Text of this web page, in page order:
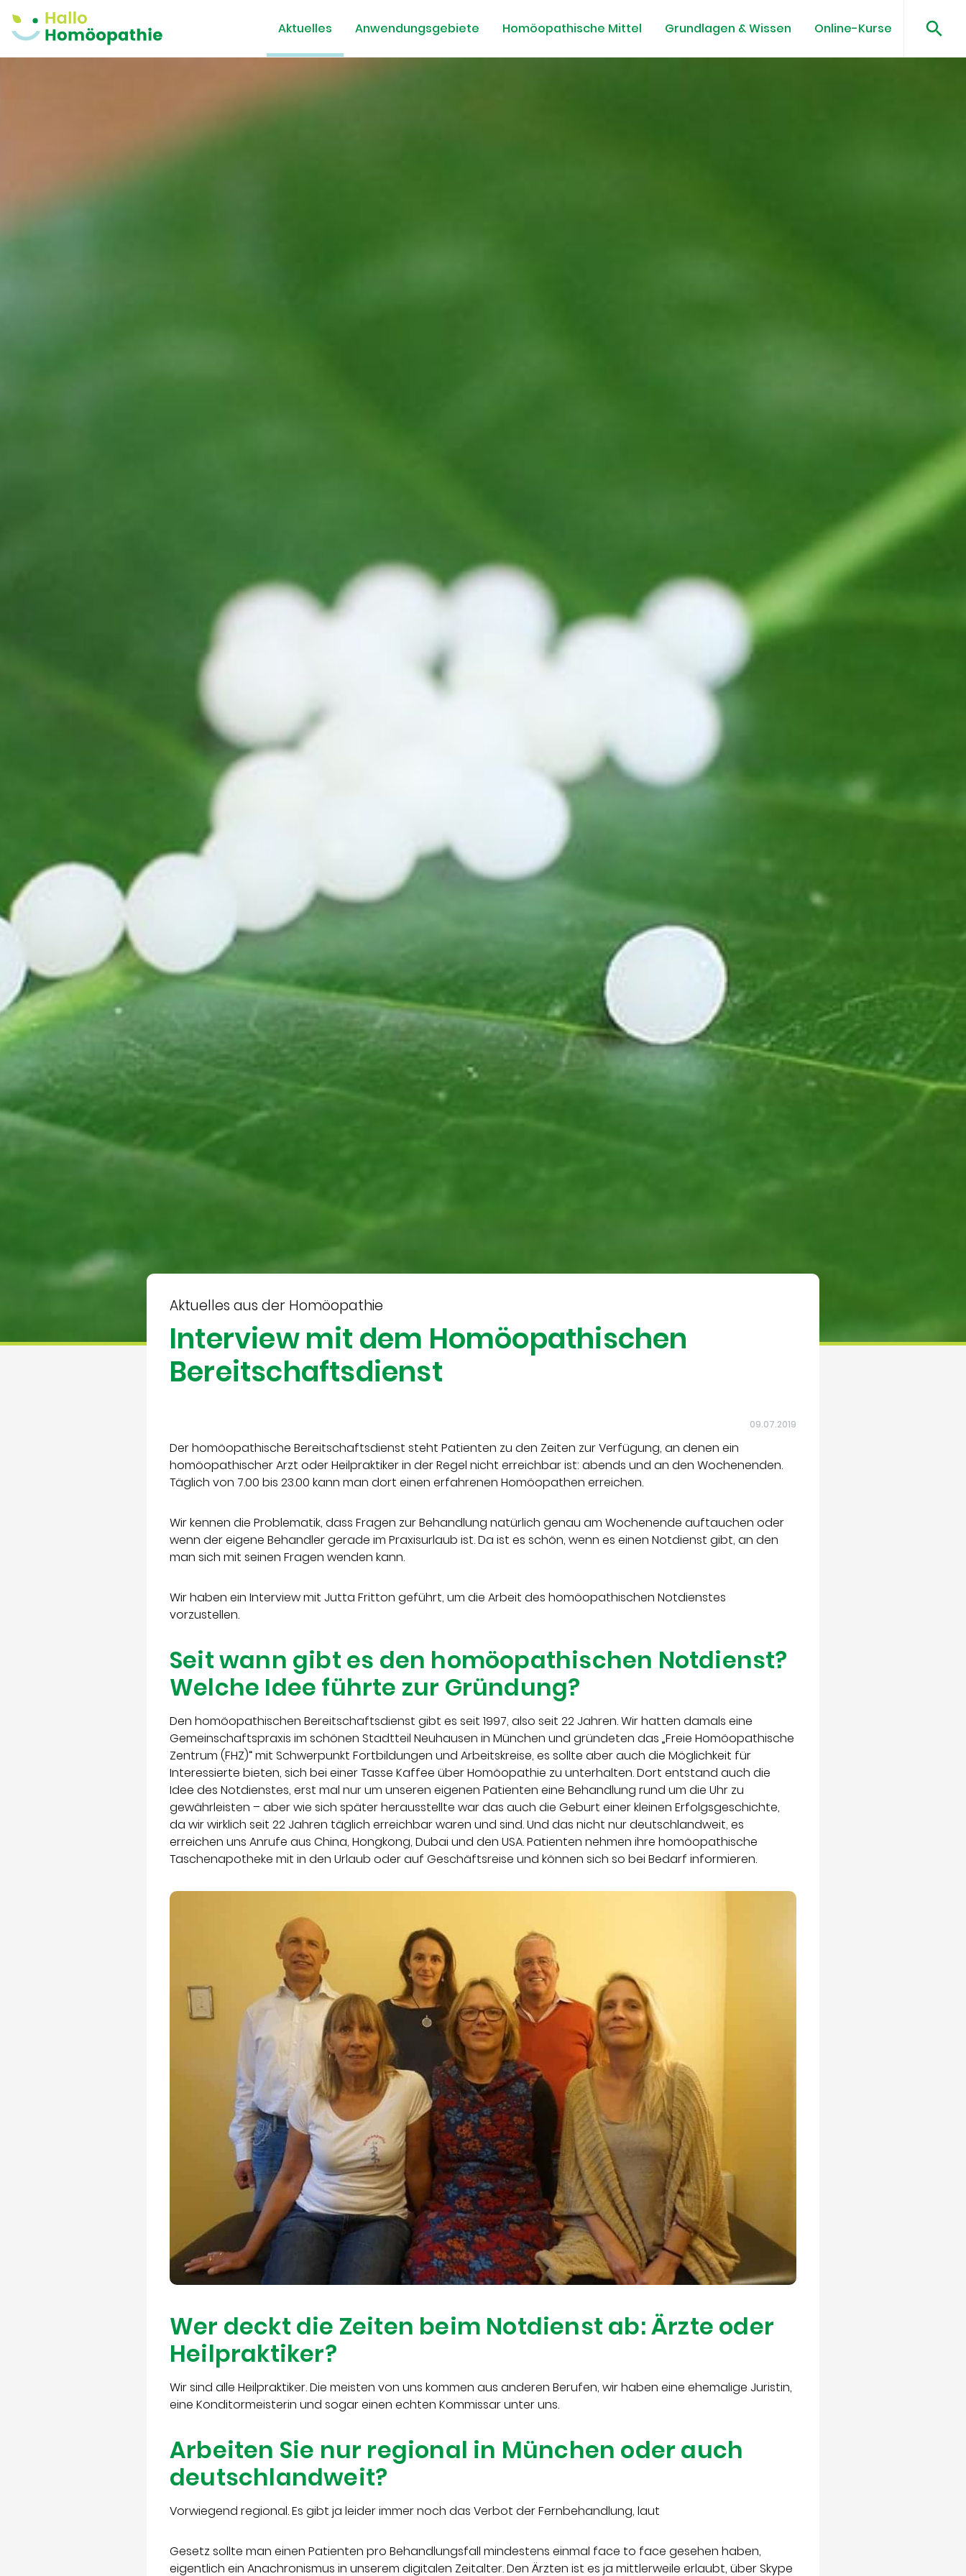
Aktuelles Anwendungsgebiete Homöopathische Mittel Grundlagen & Wissen Online-Kurse
Aktuelles aus der Homöopathie
Interview mit dem Homöopathischen
Bereitschaftsdienst
09.07.2019
Der homöopathische Bereitschaftsdienst steht Patienten zu den Zeiten zur Verfügung, an denen ein
homöopathischer Arzt oder Heilpraktiker in der Regel nicht erreichbar ist: abends und an den Wochenenden.
Täglich von 7.00 bis 23.00 kann man dort einen erfahrenen Homöopathen erreichen.
Wir kennen die Problematik, dass Fragen zur Behandlung natürlich genau am Wochenende auftauchen oder
wenn der eigene Behandler gerade im Praxisurlaub ist. Da ist es schön, wenn es einen Notdienst gibt, an den
man sich mit seinen Fragen wenden kann.
Wir haben ein Interview mit Jutta Fritton geführt, um die Arbeit des homöopathischen Notdienstes
vorzustellen.
Seit wann gibt es den homöopathischen Notdienst?
Welche Idee führte zur Gründung?
Den homöopathischen Bereitschaftsdienst gibt es seit 1997, also seit 22 Jahren. Wir hatten damals eine
Gemeinschaftspraxis im schönen Stadtteil Neuhausen in München und gründeten das „Freie Homöopathische
Zentrum (FHZ)“ mit Schwerpunkt Fortbildungen und Arbeitskreise, es sollte aber auch die Möglichkeit für
Interessierte bieten, sich bei einer Tasse Kaffee über Homöopathie zu unterhalten. Dort entstand auch die
Idee des Notdienstes, erst mal nur um unseren eigenen Patienten eine Behandlung rund um die Uhr zu
gewährleisten – aber wie sich später herausstellte war das auch die Geburt einer kleinen Erfolgsgeschichte,
da wir wirklich seit 22 Jahren täglich erreichbar waren und sind. Und das nicht nur deutschlandweit, es
erreichen uns Anrufe aus China, Hongkong, Dubai und den USA. Patienten nehmen ihre homöopathische
Taschenapotheke mit in den Urlaub oder auf Geschäftsreise und können sich so bei Bedarf informieren.
Wer deckt die Zeiten beim Notdienst ab: Ärzte oder
Heilpraktiker?
Wir sind alle Heilpraktiker. Die meisten von uns kommen aus anderen Berufen, wir haben eine ehemalige Juristin,
eine Konditormeisterin und sogar einen echten Kommissar unter uns.
Arbeiten Sie nur regional in München oder auch
deutschlandweit?
Vorwiegend regional. Es gibt ja leider immer noch das Verbot der Fernbehandlung, laut
Gesetz sollte man einen Patienten pro Behandlungsfall mindestens einmal face to face gesehen haben,
eigentlich ein Anachronismus in unserem digitalen Zeitalter. Den Ärzten ist es ja mittlerweile erlaubt, über Skype